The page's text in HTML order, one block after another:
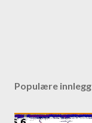
Populære innlegg